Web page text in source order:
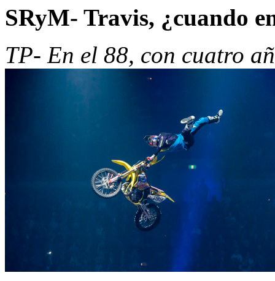
SRyM- Travis, ¿cuando
TP- En el 88, con cuatro